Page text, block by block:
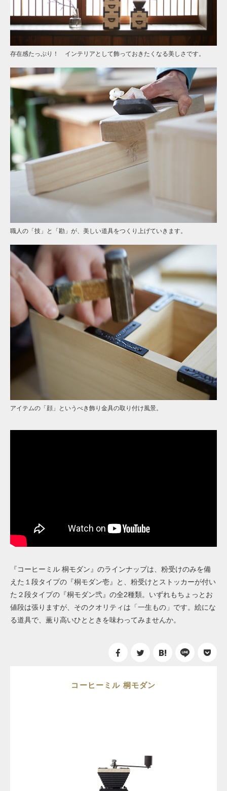
存在感たっぷり！ インテリアとして飾っておきたくなる美しさです。
職人の「技」と「勘」が、美しい道具をつくり上げていきます。
アイテムの「顔」というべき飾り金具の取り付け風景。
『コーヒーミル 桐モダン』のラインナップは、粉受けのみを備
えた１段タイプの『桐モダン壱』と、粉受けとストッカーが付い
た２段タイプの『桐モダン弐』の全2種類。いずれもちょっとお
値段は張りますが、そのクオリティは「一生もの」です。絵にな
る道具で、薫り高いひとときを味わってみませんか。
コーヒーミル 桐モダン